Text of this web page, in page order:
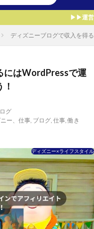
▶︎▶︎運営者が自由に海外パークを
ディズニーブログで収入を得
にはWordPressで運
グ
ー、仕事, ブログ, 仕事,働き
ディズニー×ライフスタイル